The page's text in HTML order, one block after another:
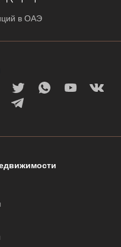
в ОАЭ